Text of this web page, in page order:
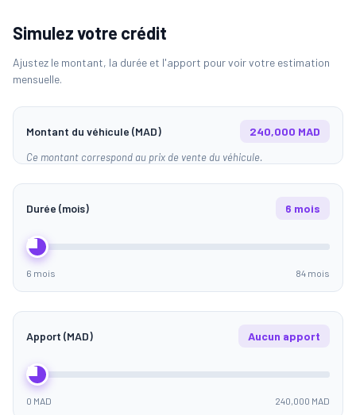
Simulez votre crédit
Ajustez le montant, la durée et l'apport pour voir votre estimation
mensuelle.
Montant du véhicule (MAD) 240,000 MAD
Ce montant correspond au prix de vente du véhicule.
Durée (mois) 6 mois
6 mois 84 mois
Apport (MAD) Aucun apport
0 MAD 240,000 MAD